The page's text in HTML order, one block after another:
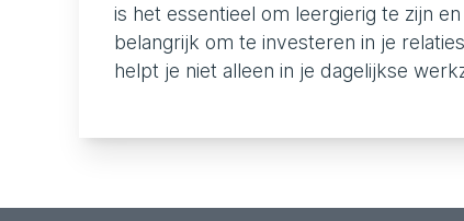
is het essentieel om leergierig te zijn
belangrijk om te investeren in je
helpt je niet alleen in je dagelijkse